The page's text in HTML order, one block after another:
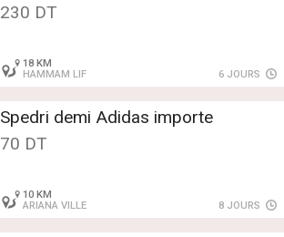
230 DT
18 KM
HAMMAM LIF
6 JOURS
Spedri demi Adidas importe
70 DT
10 KM
ARIANA VILLE
8 JOURS